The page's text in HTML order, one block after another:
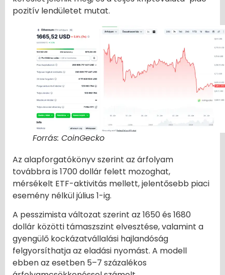
pozitív lendületet mutat.
Forrás: CoinGecko
Az alapforgatókönyv szerint az árfolyam
továbbra is 1700 dollár felett mozoghat,
mérsékelt ETF-aktivitás mellett, jelentősebb piaci
esemény nélkül július 1-ig.
A pesszimista változat szerint az 1650 és 1680
dollár közötti támaszszint elvesztése, valamint a
gyengülő kockázatvállalási hajlandóság
felgyorsíthatja az eladási nyomást. A modell
ebben az esetben 5–7 százalékos